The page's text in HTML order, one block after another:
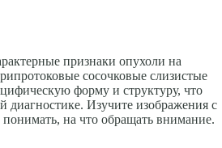
признаки опухоли на
сосочковые слизистые
форму и структуру, что
диагностике. Изучите изображения с
на что обращать внимание.